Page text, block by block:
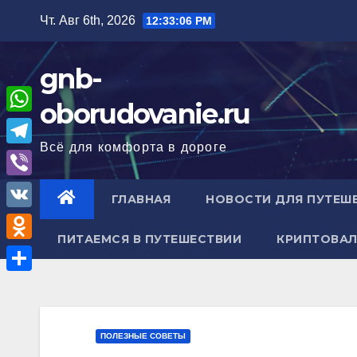
содержимому
Чт. Авг 6th, 2026 12:33:07 PM
gnb-
oborudovanie.ru
Всё для комфорта в дороге
ГЛАВНАЯ НОВОСТИ ДЛЯ
ПИТАЕМСЯ В ПУТЕШЕСТВИИ
ПОЛЕЗНЫЕ СОВЕТЫ
W
h
a
A
T
e
l
e
g
V
i
b
e
V
K
O